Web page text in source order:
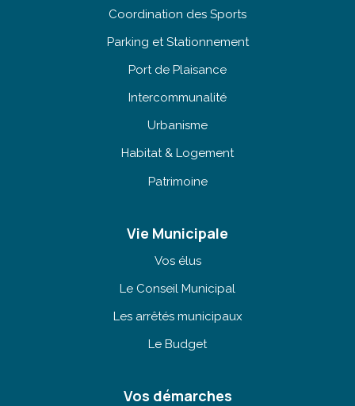
Coordination des Sports
Parking et Stationnement
Port de Plaisance
Intercommunalité
Urbanisme
Habitat & Logement
Patrimoine
Vie Municipale
Vos élus
Le Conseil Municipal
Les arrêtés municipaux
Le Budget
Vos démarches